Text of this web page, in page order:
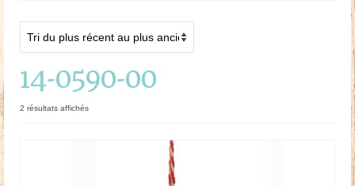
Maileg
Poupées
Doudous
Mobilier & Accessoires
14-0590-00
2 résultats affichésTrié